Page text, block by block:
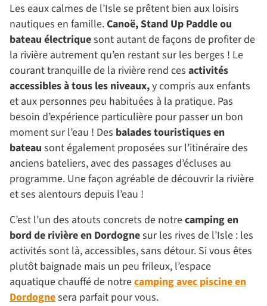
Les eaux calmes de l’Isle se prêtent bien aux loisirs
nautiques en famille.Canoë, Stand Up Paddle ou
bateau électriquesont autant de façons de profiter de
la rivière autrement qu’en restant sur les berges ! Le
courant tranquille de la rivière rend ces activités
accessibles à tous les niveaux,y compris aux enfants
et aux personnes peu habituées à la pratique. Pas
besoin d’expérience particulière pour passer un bon
moment sur l’eau ! Des balades touristiques en
bateau sont également proposées sur l’itinéraire des
anciens bateliers, avec des passages d’écluses au
programme. Une façon agréable de découvrir la rivière
et ses alentours depuis l’eau !
C’est l’un des atouts concrets de notrecamping en
bord de rivière en Dordognesur les rives de l’Isle : les
activités sont là, accessibles, sans détour. Si vous êtes
plutôt baignade mais un peu frileux, l’espace
aquatique chauffé de notrecamping avec piscine en
Dordognesera parfait pour vous.